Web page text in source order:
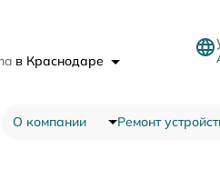
в Краснодаре
О компании Ремонт